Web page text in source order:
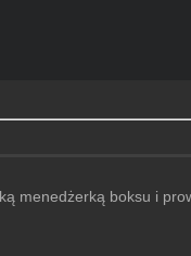
menedżerką boksu i